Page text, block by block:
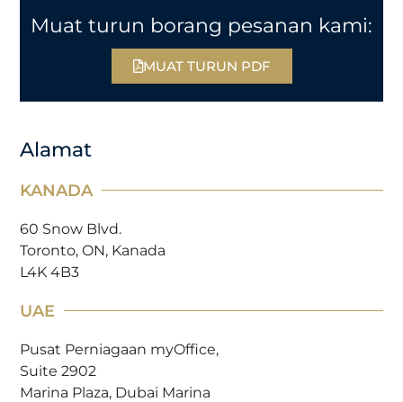
Muat turun borang pesanan kami:
MUAT TURUN PDF
Alamat
KANADA
60 Snow Blvd.
Toronto, ON, Kanada
L4K 4B3
UAE
Pusat Perniagaan myOffice,
Suite 2902
Marina Plaza, Dubai Marina